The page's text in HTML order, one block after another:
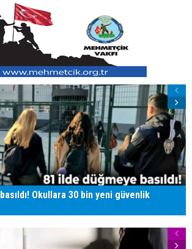
Okullara 30 bin yeni güvenlik